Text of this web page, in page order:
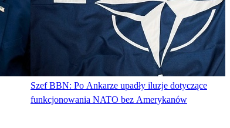
Szef BBN: Po Ankarze upadły iluzje dotyczące
funkcjonowania NATO bez Amerykanów